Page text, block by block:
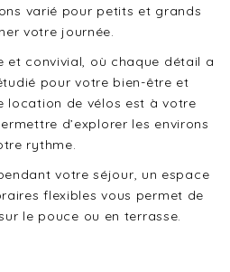
varié pour petits et grands
votre journée.
et convivial, où chaque détail a
pour votre bien-être et
location de vélos est à votre
d’explorer les environs
rythme.
votre séjour, un espace
flexibles vous permet de
le pouce ou en terrasse.